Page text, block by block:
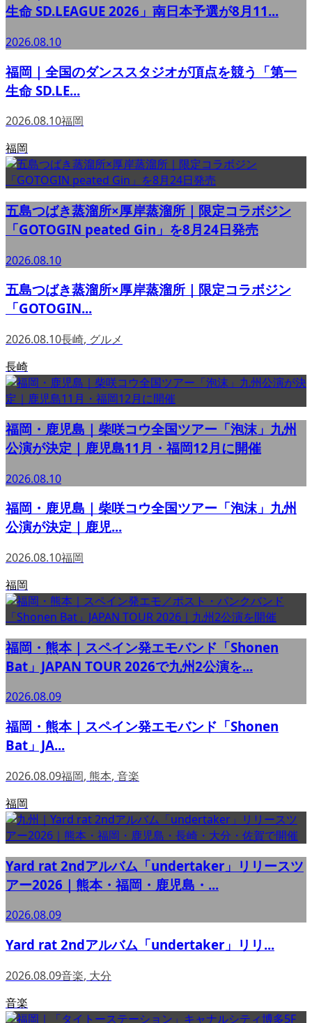
生命 SD.LEAGUE 2026」南日本予選が8月11...
2026.08.10
福岡｜全国のダンススタジオが頂点を競う「第一
生命 SD.LE...
2026.08.10福岡
福岡
五島つばき蒸溜所×厚岸蒸溜所｜限定コラボジン
「GOTOGIN peated Gin」を8月24日発売
2026.08.10
五島つばき蒸溜所×厚岸蒸溜所｜限定コラボジン
「GOTOGIN...
2026.08.10長崎, グルメ
長崎
福岡・鹿児島｜柴咲コウ全国ツアー「泡沫」九州
公演が決定｜鹿児島11月・福岡12月に開催
2026.08.10
福岡・鹿児島｜柴咲コウ全国ツアー「泡沫」九州
公演が決定｜鹿児...
2026.08.10福岡
福岡
福岡・熊本｜スペイン発エモバンド「Shonen
Bat」JAPAN TOUR 2026で九州2公演を...
2026.08.09
福岡・熊本｜スペイン発エモバンド「Shonen
Bat」JA...
2026.08.09福岡, 熊本, 音楽
福岡
Yard rat 2ndアルバム「undertaker」リリースツ
アー2026｜熊本・福岡・鹿児島・...
2026.08.09
Yard rat 2ndアルバム「undertaker」リリ...
2026.08.09音楽, 大分
音楽